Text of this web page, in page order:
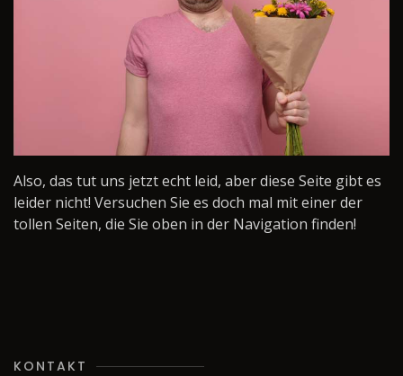
Also, das tut uns jetzt echt leid, aber diese Seite gibt es
leider nicht! Versuchen Sie es doch mal mit einer der
tollen Seiten, die Sie oben in der Navigation finden!
KONTAKT